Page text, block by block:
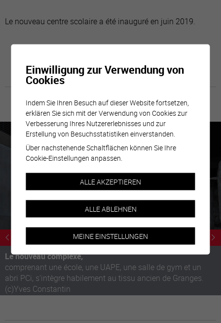
Le nouveau centre scolaire a été inauguré en juin 2019.
Le nouveau complexe,
comprenant une école, une UAPE, une salle de gym et un
abri PCi, s'intègre habilement au tissu ancien de Granges.
(c)Yves Constantin
Einwilligung zur Verwendung von
Cookies
Indem Sie Ihren Besuch auf dieser Website fortsetzen,
erklären Sie sich mit der Verwendung von Cookies zur
Verbesserung Ihres Nutzererlebnisses und zur
Erstellung von Besuchsstatistiken einverstanden.
Über nachstehende Schaltflächen können Sie Ihre
Cookie-Einstellungen anpassen.
ALLE AKZEPTIEREN
ALLE ABLEHNEN
MEINE EINSTELLUNGEN